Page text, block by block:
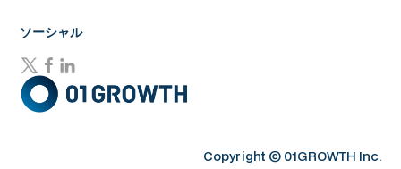
ソーシャル
Copyright © 01GROWTH Inc.